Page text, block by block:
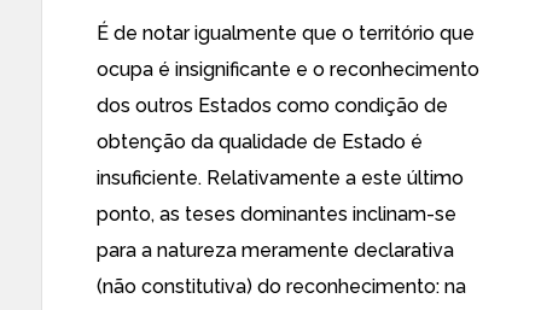
É de notar igualmente que o território que
ocupa é insignificante e o reconhecimento
dos outros Estados como condição de
obtenção da qualidade de Estado é
insuficiente. Relativamente a este último
ponto, as teses dominantes inclinam-se
para a natureza meramente declarativa
(não constitutiva) do reconhecimento: na